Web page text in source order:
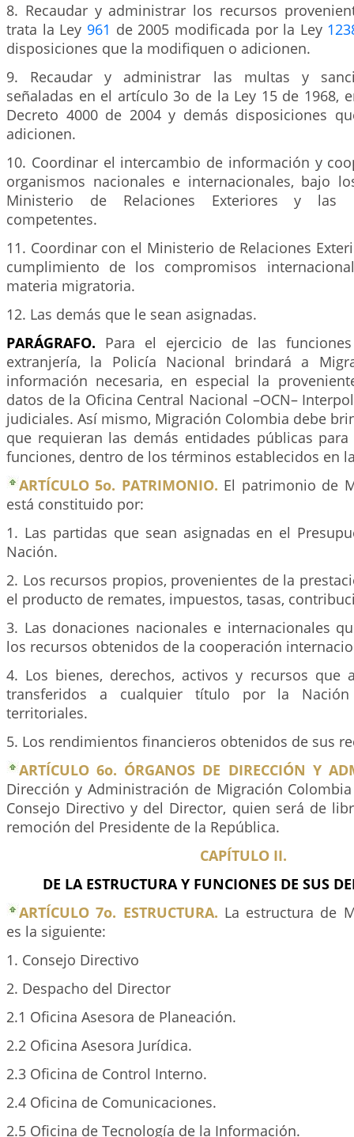
8. Recaudar y administrar los recursos
trata la Ley 961 de 2005 modificada por la Ley
disposiciones que la modifiquen o adicionen.
9. Recaudar y administrar las multas y
señaladas en el artículo 3o de la Ley 15 de 1968,
Decreto 4000 de 2004 y demás disposiciones
adicionen.
10. Coordinar el intercambio de información y
organismos nacionales e internacionales, bajo
Ministerio de Relaciones Exteriores y las
competentes.
11. Coordinar con el Ministerio de Relaciones
cumplimiento de los compromisos
materia migratoria.
12. Las demás que le sean asignadas.
PARÁGRAFO. Para el ejercicio de las
extranjería, la Policía Nacional brindará a
información necesaria, en especial la
datos de la Oficina Central Nacional –OCN–
judiciales. Así mismo, Migración Colombia debe
que requieran las demás entidades públicas
funciones, dentro de los términos establecidos en
ARTÍCULO 5o. PATRIMONIO. El patrimonio de
está constituido por:
1. Las partidas que sean asignadas en el
Nación.
2. Los recursos propios, provenientes de la
el producto de remates, impuestos, tasas,
3. Las donaciones nacionales e internacionales
los recursos obtenidos de la cooperación
4. Los bienes, derechos, activos y recursos que
transferidos a cualquier título por la
territoriales.
5. Los rendimientos financieros obtenidos de sus
ARTÍCULO 6o. ÓRGANOS DE DIRECCIÓN Y
Dirección y Administración de Migración
Consejo Directivo y del Director, quien será de
remoción del Presidente de la República.
CAPÍTULO II.
DE LA ESTRUCTURA Y FUNCIONES DE SUS
ARTÍCULO 7o. ESTRUCTURA. La estructura de
es la siguiente:
1. Consejo Directivo
2. Despacho del Director
2.1 Oficina Asesora de Planeación.
2.2 Oficina Asesora Jurídica.
2.3 Oficina de Control Interno.
2.4 Oficina de Comunicaciones.
2.5 Oficina de Tecnología de la Información.